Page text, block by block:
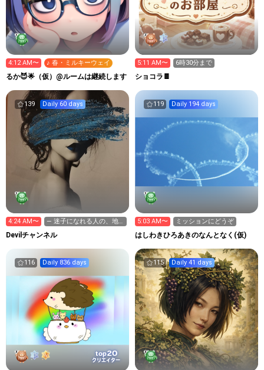
4:12 AM〜 ♪ 春・ミルキーウェイ
るか😈🌟（仮）@ルームは継続します
5:11 AM〜 6時30分まで
ショコラ🍫
139 Daily 60 days
4:24 AM〜
— 迷子になれる人の、地
図の話 —物語
Devilチャンネル
119 Daily 194 days
5:03 AM〜 ミッションにどうぞ
はしわきひろあきのなんとなく(仮)
116 Daily 836 days
top20
クリエイター
115 Daily 41 days